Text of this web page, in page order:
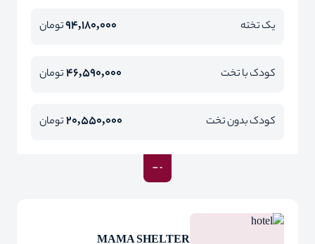
یک تخته 94,180,000تومان
کودک با تخت 46,590,000تومان
کودک بدون تخت 20,550,000تومان